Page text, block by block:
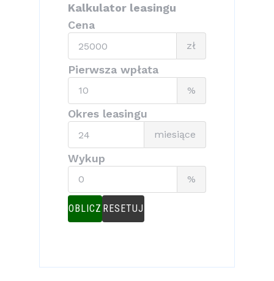
Kalkulator leasingu
Cena
zł
Pierwsza wpłata
%
Okres leasingu
miesiące
Wykup
%
OBLICZ RESETUJ